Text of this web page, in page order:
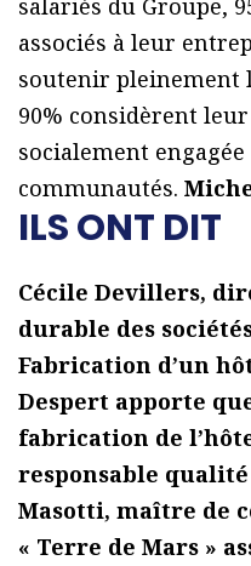
salariés du Groupe,
associés à leur
soutenir pleinement
90% considèrent
socialement engagée
communautés.
ILS ONT DIT
Cécile Devillers,
durable des
Fabrication d’un
Despert apporte
fabrication de
responsable
Masotti, maître de
« Terre de Mars »